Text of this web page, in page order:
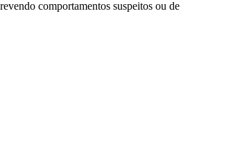
comportamentos suspeitos ou de